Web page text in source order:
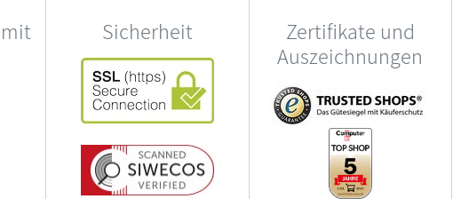
Sicherheit
Zertifikate und
Auszeichnungen